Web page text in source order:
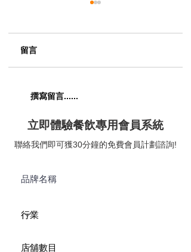
【五匠六釜｜七滋八味
喚醒五臟六腑】😋
留言
撰寫留言......
立即體驗餐飲專用會員系統
聯絡我們即可獲30分鐘的免費會員計劃諮詢!